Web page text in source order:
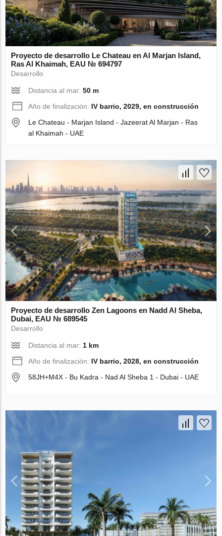
Proyecto de desarrollo Le Chateau en Al Marjan Island,
Ras Al Khaimah, EAU № 694797
Desarrollo
Distancia al mar:50 m
Año de finalización: IV barrio, 2029, en construcción
Le Chateau - Marjan Island - Jazeerat Al Marjan - Ras
al Khaimah - UAE
Proyecto de desarrollo Zen Lagoons en Nadd Al Sheba,
Dubai, EAU № 689545
Desarrollo
Distancia al mar: 1 km
Año de finalización: IV barrio, 2028, en construcción
58JH+M4X - Bu Kadra - Nad Al Sheba 1 - Dubai - UAE